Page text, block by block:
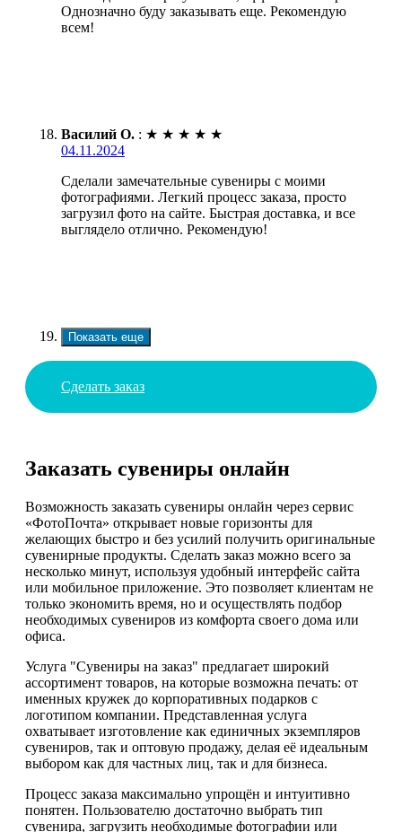
Однозначно буду заказывать еще. Рекомендую
всем!
Василий О. : ★ ★ ★ ★ ★
04.11.2024
Сделали замечательные сувениры с моими
фотографиями. Легкий процесс заказа, просто
загрузил фото на сайте. Быстрая доставка, и все
выглядело отлично. Рекомендую!
Показать еще
Сделать заказ
Заказать сувениры онлайн
Возможность заказать сувениры онлайн через сервис
«ФотоПочта» открывает новые горизонты для
желающих быстро и без усилий получить оригинальные
сувенирные продукты. Сделать заказ можно всего за
несколько минут, используя удобный интерфейс сайта
или мобильное приложение. Это позволяет клиентам не
только экономить время, но и осуществлять подбор
необходимых сувениров из комфорта своего дома или
офиса.
Услуга "Сувениры на заказ" предлагает широкий
ассортимент товаров, на которые возможна печать: от
именных кружек до корпоративных подарков с
логотипом компании. Представленная услуга
охватывает изготовление как единичных экземпляров
сувениров, так и оптовую продажу, делая её идеальным
выбором как для частных лиц, так и для бизнеса.
Процесс заказа максимально упрощён и интуитивно
понятен. Пользователю достаточно выбрать тип
сувенира, загрузить необходимые фотографии или